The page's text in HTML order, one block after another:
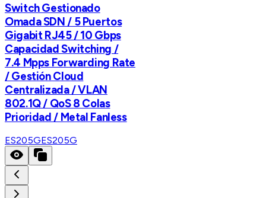
Switch Gestionado
Omada SDN / 5 Puertos
Gigabit RJ45 / 10 Gbps
Capacidad Switching /
7.4 Mpps Forwarding Rate
/ Gestión Cloud
Centralizada / VLAN
802.1Q / QoS 8 Colas
Prioridad / Metal Fanless
ES205GES205G